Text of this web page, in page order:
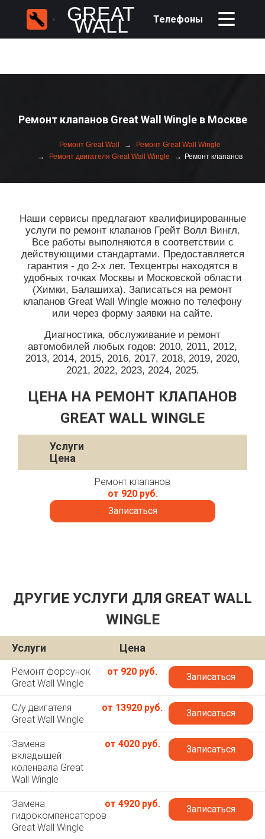
GREAT
WALL Телефоны
Ремонт клапанов Great Wall Wingle в Москве
Ремонт Great Wall
Ремонт Great Wall Wingle
Ремонт двигателя Great Wall Wingle
Ремонт клапанов
Наши сервисы предлагают квалифицированные
услуги по ремонт клапанов Грейт Волл Вингл.
Все работы выполняются в соответствии с
действующими стандартами. Предоставляется
гарантия - до 2-х лет. Техцентры находятся в
удобных точках Москвы и Московской области
(Химки, Балашиха). Записаться на ремонт
клапанов Great Wall Wingle можно по телефону
или через форму заявки на сайте.
Диагностика, обслуживание и ремонт
автомобилей любых годов: 2010, 2011, 2012,
2013, 2014, 2015, 2016, 2017, 2018, 2019, 2020,
2021, 2022, 2023, 2024, 2025.
ЦЕНА НА РЕМОНТ КЛАПАНОВ
GREAT WALL WINGLE
Услуги
Цена
Ремонт клапанов
от 920 руб.
Записаться
ДРУГИЕ УСЛУГИ ДЛЯ GREAT WALL
WINGLE
Услуги Цена
Ремонт форсунок
Great Wall Wingle
от 920 руб. Записаться
С/у двигателя
Great Wall Wingle
от 13920 руб. Записаться
Замена
вкладышей
коленвала Great
Wall Wingle
от 4020 руб. Записаться
Замена
гидрокомпенсаторов
Great Wall Wingle
от 4920 руб. Записаться